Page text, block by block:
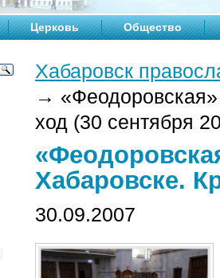
Церковь Общество
Хабаровск
→
ход (30 сентября
Хабаровске.
30.09.2007